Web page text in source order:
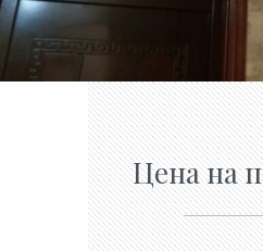
Цена на